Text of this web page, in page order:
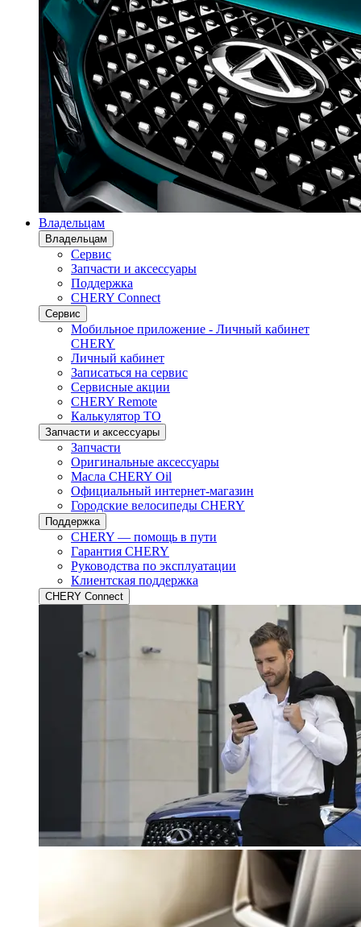
Владельцам
Владельцам
Сервис
Запчасти и аксессуары
Поддержка
CHERY Connect
Сервис
Мобильное приложение - Личный кабинет
CHERY
Личный кабинет
Записаться на сервис
Сервисные акции
CHERY Remote
Калькулятор ТО
Запчасти и аксессуары
Запчасти
Оригинальные аксессуары
Масла CHERY Oil
Официальный интернет-магазин
Городские велосипеды CHERY
Поддержка
CHERY — помощь в пути
Гарантия CHERY
Руководства по эксплуатации
Клиентская поддержка
CHERY Connect